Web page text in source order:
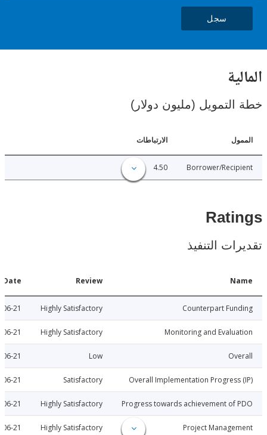
(مليون دولار)
الارتباطات
Borrower/
4.50
التنفيذ
Counterpart
Highly Satisfactory
2014-06-21
Monitoring and
Highly Satisfactory
2014-06-21
2014-06-21
Overall Implementation
Satisfactory
2014-06-21
Progress towards achievement of
Highly Satisfactory
2014-06-21
Project
Highly Satisfactory
2014-06-21